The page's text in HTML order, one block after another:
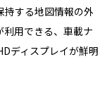
持する地図情報の外
利用できる、車載ナ
ディスプレイが鮮明